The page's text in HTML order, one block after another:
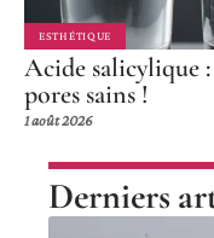
ESTHÉTIQUE
Acide salicylique
pores sains !
1 août 2026
Derniers